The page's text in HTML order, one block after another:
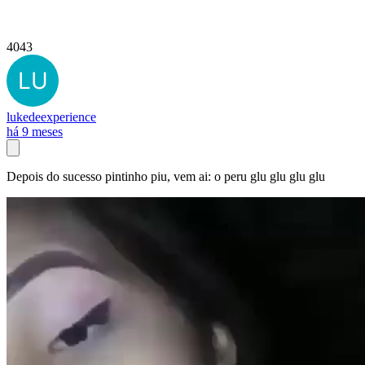
4043
lukedeexperience
há 9 meses
Depois do sucesso pintinho piu, vem ai: o peru glu glu glu glu